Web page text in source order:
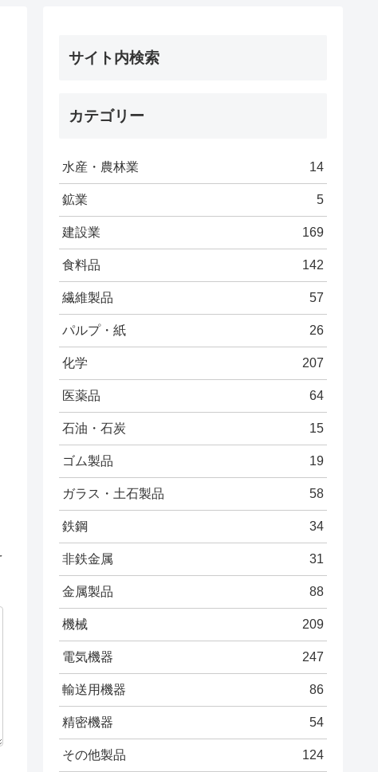
サイト内検索
カテゴリー
水産・農林業 14
鉱業 5
建設業 169
食料品 142
繊維製品 57
パルプ・紙 26
化学 207
医薬品 64
石油・石炭 15
ゴム製品 19
ガラス・土石製品 58
鉄鋼 34
非鉄金属 31
金属製品 88
機械 209
電気機器 247
輸送用機器 86
精密機器 54
その他製品 124